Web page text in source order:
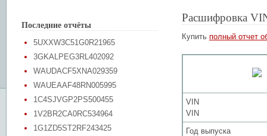
Последние отчёты
5UXXW3C51G0R21965
3GKALPEG3RL402092
WAUDACF5XNA029359
WAUEAAF48RN005995
1C4SJVGP2PS500455
1V2BR2CA0RC534964
1G1ZD5ST2RF243425
Расшифровка
Купить полный отчет
VIN
VIN
Год выпуска